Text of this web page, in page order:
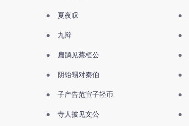
夏夜叹
九辩
扁鹊见蔡桓公
阴饴甥对秦伯
子产告范宣子轻币
寺人披见文公